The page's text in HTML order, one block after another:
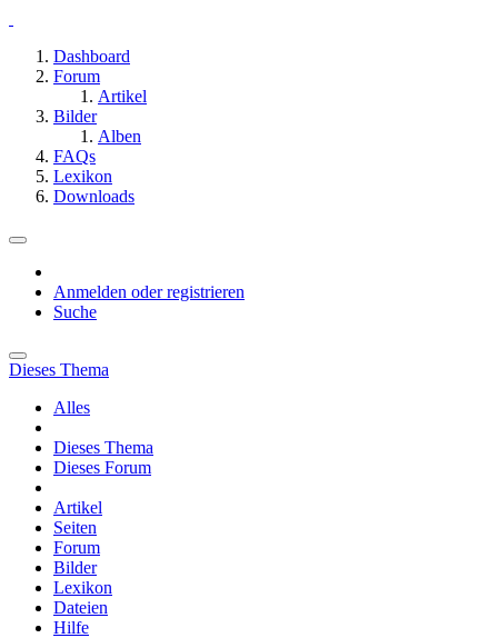
Dashboard
Forum
Artikel
Bilder
Alben
FAQs
Lexikon
Downloads
Anmelden oder registrieren
Suche
Dieses Thema
Alles
Dieses Thema
Dieses Forum
Artikel
Seiten
Forum
Bilder
Lexikon
Dateien
Hilfe